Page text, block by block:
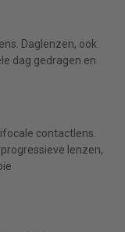
Daglenzen, ook
dag gedragen en
contactlens.
lenzen,